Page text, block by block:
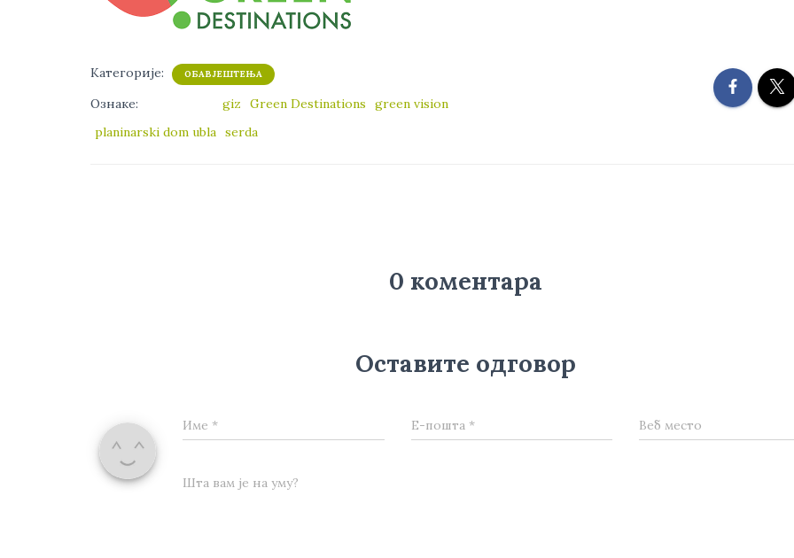
Категорије: ОБАВЈЕШТЕЊА
Ознаке: giz Green Destinations
green vision
planinarski dom ubla serda
0 коментара
Оставите одговор
Име * Е-пошта * Веб место
Шта вам је на уму?